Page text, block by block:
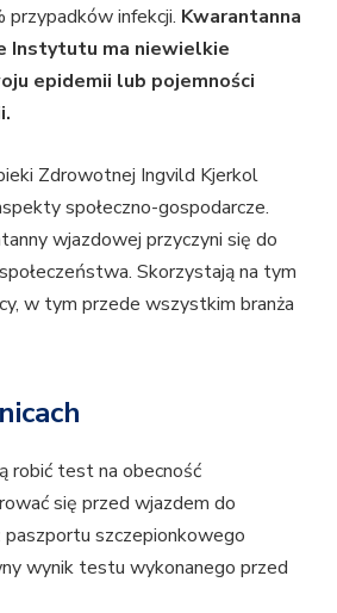
przypadków infekcji. Kwarantanna
Instytutu ma niewielkie
epidemii lub pojemności
Zdrowotnej Ingvild Kjerkol
społeczno-gospodarcze.
wjazdowej przyczyni się do
Skorzystają na tym
w tym przede wszystkim branża
robić test na obecność
się przed wjazdem do
szczepionkowego
wynik testu wykonanego przed